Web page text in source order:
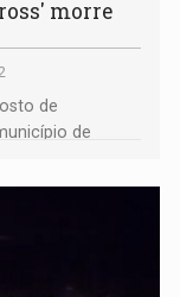
morre
de
de